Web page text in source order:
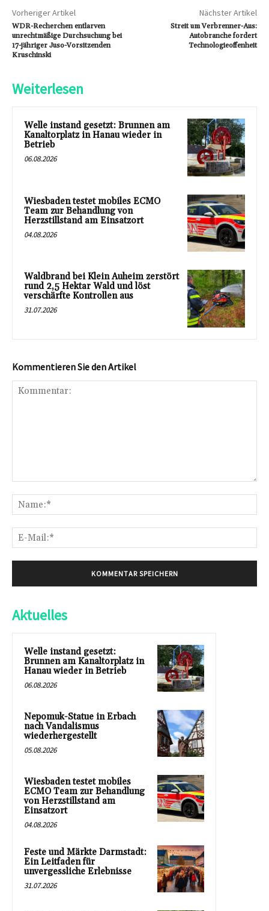
Vorheriger Artikel
WDR-Recherchen entlarven
unrechtmäßige Durchsuchung bei
17-jähriger Juso-Vorsitzenden
Kruschinski
Nächster Artikel
Streit um Verbrenner-Aus:
Autobranche fordert
Technologieoffenheit
Weiterlesen
Welle instand gesetzt: Brunnen am
Kanaltorplatz in Hanau wieder in
Betrieb
06.08.2026
Wiesbaden testet mobiles ECMO
Team zur Behandlung von
Herzstillstand am Einsatzort
04.08.2026
Waldbrand bei Klein Auheim zerstört
rund 2,5 Hektar Wald und löst
verschärfte Kontrollen aus
31.07.2026
Kommentieren Sie den Artikel
Aktuelles
Welle instand gesetzt:
Brunnen am Kanaltorplatz in
Hanau wieder in Betrieb
06.08.2026
Nepomuk-Statue in Erbach
nach Vandalismus
wiederhergestellt
05.08.2026
Wiesbaden testet mobiles
ECMO Team zur Behandlung
von Herzstillstand am
Einsatzort
04.08.2026
Feste und Märkte Darmstadt:
Ein Leitfaden für
unvergessliche Erlebnisse
31.07.2026